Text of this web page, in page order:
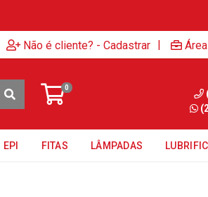
Não é cliente? - Cadastrar |
0
EPI FITAS LÂMPADAS